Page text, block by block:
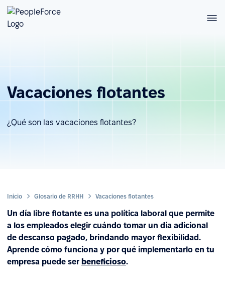
Vacaciones flotantes
¿Qué son las vacaciones flotantes?
Inicio Glosario de RRHH Vacaciones flotantes
Un día libre flotante es una política laboral que permite
a los empleados elegir cuándo tomar un día adicional
de descanso pagado, brindando mayor flexibilidad.
Aprende cómo funciona y por qué implementarlo en tu
empresa puede ser beneficioso.